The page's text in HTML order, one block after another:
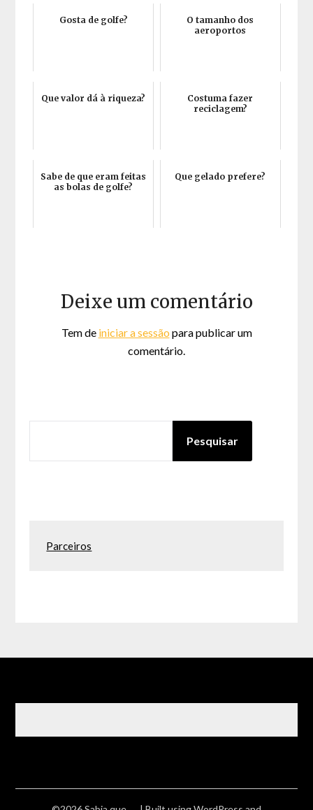
Gosta de golfe?
O tamanho dos
aeroportos
Que valor dá à riqueza?
Costuma fazer
reciclagem?
Sabe de que eram feitas
as bolas de golfe?
Que gelado prefere?
Deixe um comentário
Tem de iniciar a sessão para publicar um
comentário.
Pesquisar
Parceiros